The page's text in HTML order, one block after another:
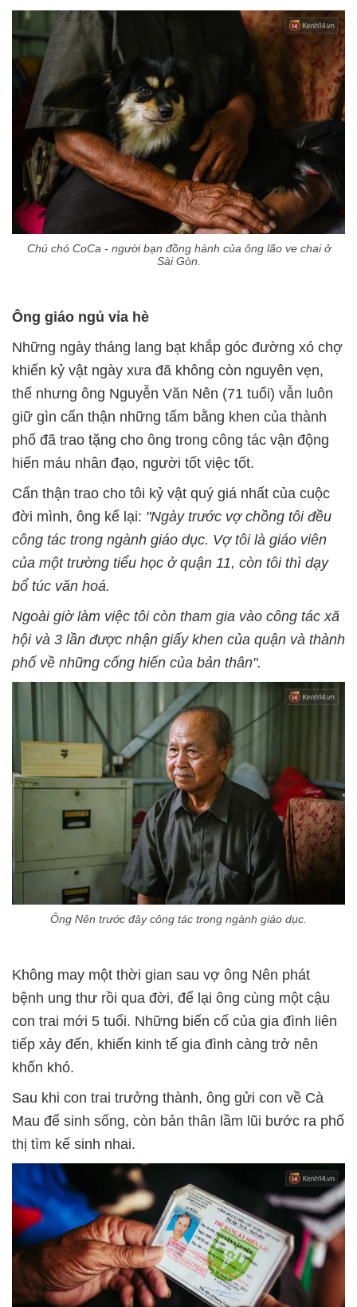
Chú chó CoCa - người bạn đồng hành của ông lão ve chai ở
Sài Gòn.
Ông giáo ngủ vỉa hè
Những ngày tháng lang bạt khắp góc đường xó chợ
khiến kỷ vật ngày xưa đã không còn nguyên vẹn,
thế nhưng ông Nguyễn Văn Nên (71 tuổi) vẫn luôn
giữ gìn cẩn thận những tấm bằng khen của thành
phố đã trao tặng cho ông trong công tác vận động
hiến máu nhân đạo, người tốt việc tốt.
Cẩn thận trao cho tôi kỷ vật quý giá nhất của cuộc
đời mình, ông kể lại: "Ngày trước vợ chồng tôi đều
công tác trong ngành giáo dục. Vợ tôi là giáo viên
của một trường tiểu học ở quận 11, còn tôi thì dạy
bổ túc văn hoá.
Ngoài giờ làm việc tôi còn tham gia vào công tác xã
hội và 3 lần được nhận giấy khen của quận và thành
phố về những cống hiến của bản thân".
Ông Nên trước đây công tác trong ngành giáo dục.
Không may một thời gian sau vợ ông Nên phát
bệnh ung thư rồi qua đời, để lại ông cùng một cậu
con trai mới 5 tuổi. Những biến cố của gia đình liên
tiếp xảy đến, khiến kinh tế gia đình càng trở nên
khốn khó.
Sau khi con trai trưởng thành, ông gửi con về Cà
Mau để sinh sống, còn bản thân lầm lũi bước ra phố
thị tìm kế sinh nhai.